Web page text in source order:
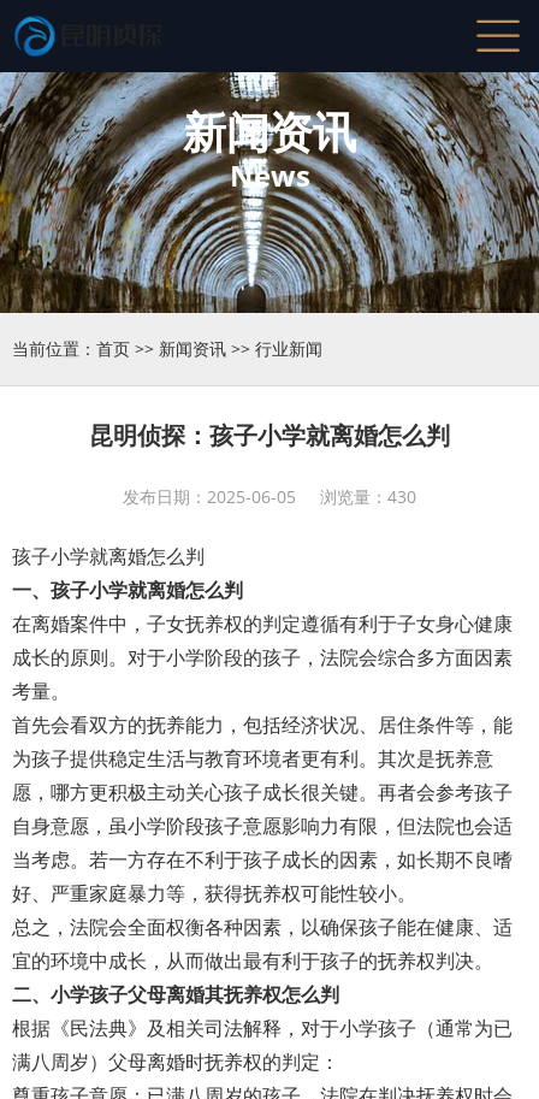
新闻资讯
News
当前位置： 首页 >> 新闻资讯 >> 行业新闻
昆明侦探：孩子小学就离婚怎么判
发布日期：2025-06-05 浏览量：430
孩子小学就离婚怎么判
一、孩子小学就离婚怎么判
在离婚案件中，子女抚养权的判定遵循有利于子女身心健康
成长的原则。对于小学阶段的孩子，法院会综合多方面因素
考量。
首先会看双方的抚养能力，包括经济状况、居住条件等，能
为孩子提供稳定生活与教育环境者更有利。其次是抚养意
愿，哪方更积极主动关心孩子成长很关键。再者会参考孩子
自身意愿，虽小学阶段孩子意愿影响力有限，但法院也会适
当考虑。若一方存在不利于孩子成长的因素，如长期不良嗜
好、严重家庭暴力等，获得抚养权可能性较小。
总之，法院会全面权衡各种因素，以确保孩子能在健康、适
宜的环境中成长，从而做出最有利于孩子的抚养权判决。
二、小学孩子父母离婚其抚养权怎么判
根据《民法典》及相关司法解释，对于小学孩子（通常为已
满八周岁）父母离婚时抚养权的判定：